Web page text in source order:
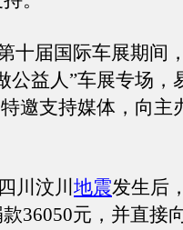
届国际车展期间
公益人”车展专场，
邀支持媒体，向主
川汶川 地震发生后
36050元，并直接